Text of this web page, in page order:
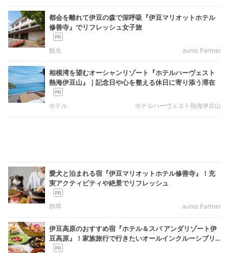
都会を離れて伊豆の森で深呼吸『伊豆マリオットホテル
修善寺』でリフレッシュ女子旅
観光 aumo Partner
相模湾を望むオーシャンリゾート『ホテルハーヴェスト
熱海伊豆山』｜記念日や心を整える休日に寄り添う滞在
ホテル ホテルハーヴェスト熱海伊豆山
愛犬と泊まれる宿『伊豆マリオットホテル修善寺』！充
実アクティビティや絶景でリフレッシュ
静岡 aumo Partner
伊豆高原のおすすめ宿『ホテル＆スパ アンダリゾート伊
豆高原』！家族旅行で行きたいオールインクルーシブリ
ゾート